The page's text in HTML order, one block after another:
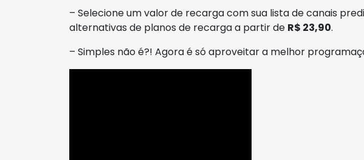
– Selecione um valor de recarga com sua lista de canais
alternativas de planos de recarga a partir de R$ 23,90.
– Simples não é?! Agora é só aproveitar a melhor